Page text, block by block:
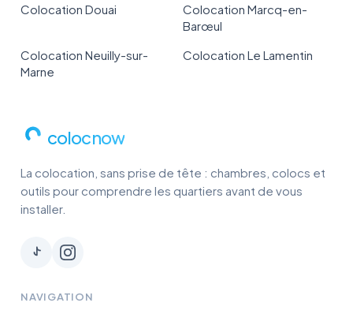
Colocation Douai
Colocation Marcq-en-
Barœul
Colocation Neuilly-sur-
Marne
Colocation Le Lamentin
colocnow
La colocation, sans prise de tête : chambres, colocs et
outils pour comprendre les quartiers avant de vous
installer.
NAVIGATION